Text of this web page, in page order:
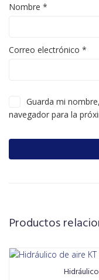
Nombre *
Correo electrónico *
Guarda mi
navegador para la
Productos